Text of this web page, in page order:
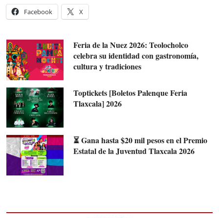
Facebook X
Feria de la Nuez 2026: Teolocholco
celebra su identidad con gastronomía,
cultura y tradiciones
Toptickets [Boletos Palenque Feria
Tlaxcala] 2026
⏳ Gana hasta $20 mil pesos en el Premio
Estatal de la Juventud Tlaxcala 2026